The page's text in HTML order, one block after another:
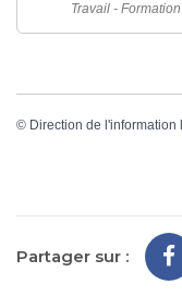
Travail - Formation
© Direction de
Partager sur :